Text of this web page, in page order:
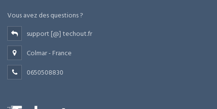
Vous avez des questions ?
support [@] techout.fr
Colmar - France
0650508830